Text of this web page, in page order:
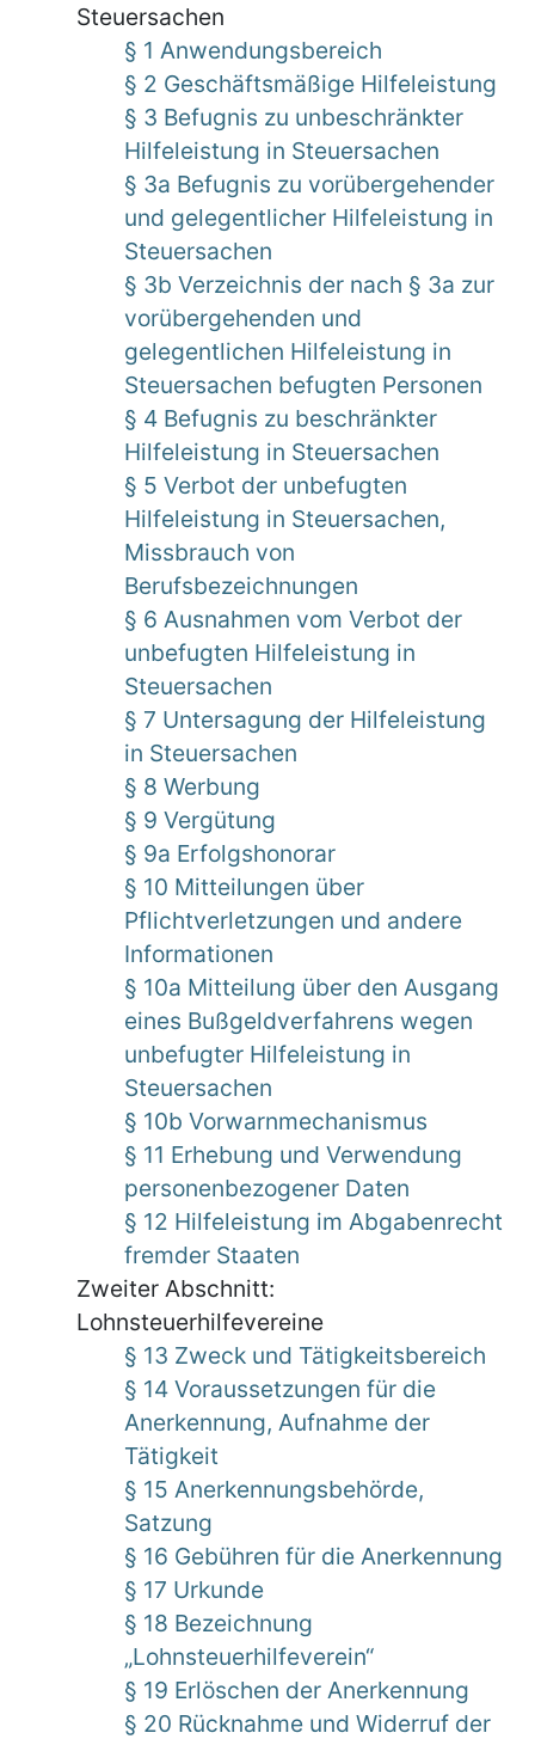
Steuersachen
§ 1 Anwendungsbereich
§ 2 Geschäftsmäßige Hilfeleistung
§ 3 Befugnis zu unbeschränkter
Hilfeleistung in Steuersachen
§ 3a Befugnis zu vorübergehender
und gelegentlicher Hilfeleistung in
Steuersachen
§ 3b Verzeichnis der nach § 3a zur
vorübergehenden und
gelegentlichen Hilfeleistung in
Steuersachen befugten Personen
§ 4 Befugnis zu beschränkter
Hilfeleistung in Steuersachen
§ 5 Verbot der unbefugten
Hilfeleistung in Steuersachen,
Missbrauch von
Berufsbezeichnungen
§ 6 Ausnahmen vom Verbot der
unbefugten Hilfeleistung in
Steuersachen
§ 7 Untersagung der Hilfeleistung
in Steuersachen
§ 8 Werbung
§ 9 Vergütung
§ 9a Erfolgshonorar
§ 10 Mitteilungen über
Pflichtverletzungen und andere
Informationen
§ 10a Mitteilung über den Ausgang
eines Bußgeldverfahrens wegen
unbefugter Hilfeleistung in
Steuersachen
§ 10b Vorwarnmechanismus
§ 11 Erhebung und Verwendung
personenbezogener Daten
§ 12 Hilfeleistung im Abgabenrecht
fremder Staaten
Zweiter Abschnitt:
Lohnsteuerhilfevereine
§ 13 Zweck und Tätigkeitsbereich
§ 14 Voraussetzungen für die
Anerkennung, Aufnahme der
Tätigkeit
§ 15 Anerkennungsbehörde,
Satzung
§ 16 Gebühren für die Anerkennung
§ 17 Urkunde
§ 18 Bezeichnung
„Lohnsteuerhilfeverein“
§ 19 Erlöschen der Anerkennung
§ 20 Rücknahme und Widerruf der